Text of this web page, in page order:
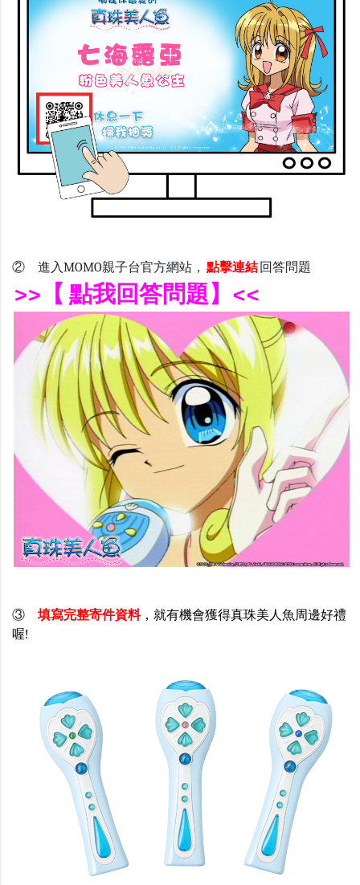
② 進入MOMO親子台官方網站， 點擊連結 回答問題
>>【 點我回答問題】<<
③ 填寫完整寄件資料，就有機會獲得真珠美人魚周邊好禮
喔!